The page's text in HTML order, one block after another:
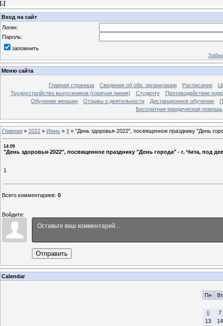
[.]
Вход на сайт
Логин:
Пароль:
запомнить
Меню сайта
Главная страница Сведения об обр. организации Расписание
Трудоустройство выпускников (горячая линия)
Студенту
Противодействие
Обучение женщин
Отзывы о деятельности Дистанционное обучение
Бесплатная юридическая помощь
Главная » 2022 » Июнь » 9 » "День здоровья-2022", посвященное празднику "День
14:09
"День здоровья-2022", посвященное празднику "День города" - г. Чита, под
1
Всего комментариев: 0
Войдите:
Отправить
Calendar
Пн Вт
6
7
13
14